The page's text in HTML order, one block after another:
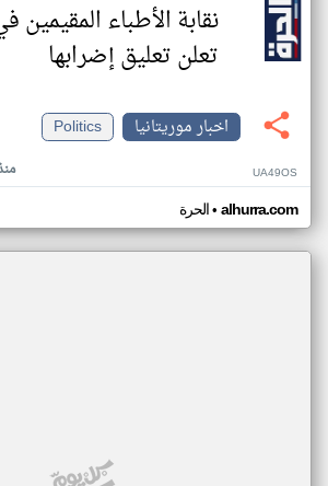
نقابة الأطباء المقيمين
تعلن تعليق إضرابها
اخبار موريتانيا
Politics
UA49OS
الحرة• alhurra.com